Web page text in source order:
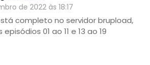
de 2022 às 18:17
completo no servidor brupload,
01 ao 11 e 13 ao 19